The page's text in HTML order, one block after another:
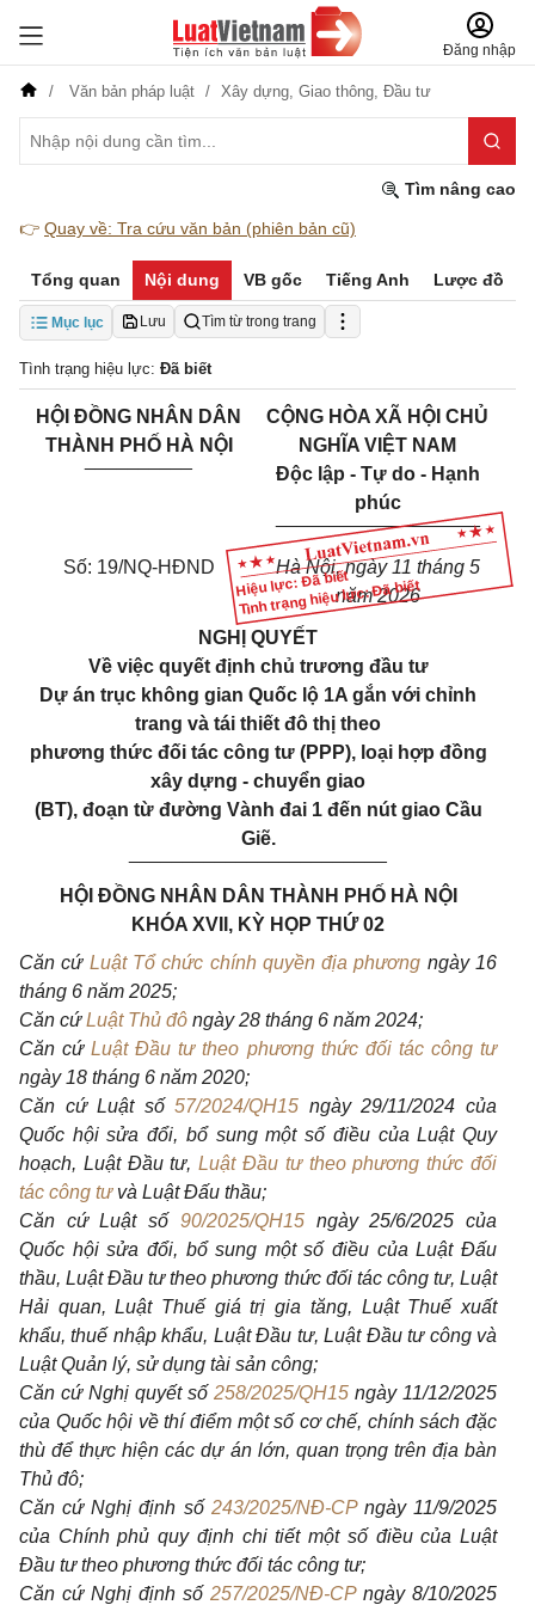
Đăng nhập
Văn bản pháp luật Xây dựng, Giao thông, Đầu tư
Tìm nâng cao
👉 Quay về: Tra cứu văn bản (phiên bản cũ)
Tổng quan Nội dung VB gốc Tiếng Anh Lược đồ
Mục lục Lưu Tìm từ trong trang
Tình trạng hiệu lực: Đã biết
Hiệu lực: Đã biết
Tình trạng hiệu lực: Đã biết
HỘI ĐỒNG NHÂN DÂN
THÀNH PHỐ HÀ NỘI
CỘNG HÒA XÃ HỘI CHỦ
NGHĨA VIỆT NAM
Độc lập - Tự do - Hạnh
phúc
___________________
Số: 19/NQ-HĐND
Hà Nội, ngày 11 tháng 5
năm 2026
NGHỊ QUYẾT
Về việc quyết định chủ trương đầu tư
Dự án trục không gian Quốc lộ 1A gắn với chỉnh
trang và tái thiết đô thị theo
phương thức đối tác công tư (PPP), loại hợp đồng
xây dựng - chuyển giao
(BT), đoạn từ đường Vành đai 1 đến nút giao Cầu
Giẽ.
HỘI ĐỒNG NHÂN DÂN THÀNH PHỐ HÀ NỘI
KHÓA XVII, KỲ HỌP THỨ 02
Căn cứ Luật Tổ chức chính quyền địa phương ngày 16
tháng 6 năm 2025;
Căn cứLuật Thủ đô ngày 28 tháng 6 năm 2024;
Căn cứLuật Đầu tư theo phương thức đối tác công tư
ngày 18 tháng 6 năm 2020;
Căn cứ Luật số57/2024/QH15 ngày 29/11/2024 của
Quốc hội sửa đổi, bổ sung một số điều của Luật Quy
hoạch, Luật Đầu tư,Luật Đầu tư theo phương thức đối
tác công tư và Luật Đấu thầu;
Căn cứ Luật số 90/2025/QH15ngày 25/6/2025 của
Quốc hội sửa đổi, bổ sung một số điều của Luật Đấu
thầu, Luật Đầu tư theo phương thức đối tác công tư, Luật
Hải quan, Luật Thuế giá trị gia tăng, Luật Thuế xuất
khẩu, thuế nhập khẩu, Luật Đầu tư, Luật Đầu tư công và
Luật Quản lý, sử dụng tài sản công;
Căn cứ Nghị quyết số 258/2025/QH15 ngày 11/12/2025
của Quốc hội về thí điểm một số cơ chế, chính sách đặc
thù để thực hiện các dự án lớn, quan trọng trên địa bàn
Thủ đô;
Căn cứ Nghị định số 243/2025/NĐ-CPngày 11/9/2025
của Chính phủ quy định chitiết một số điều của Luật
Đầu tư theo phương thức đối tác công tư;
Căn cứ Nghị định số 257/2025/NĐ-CPngày 8/10/2025